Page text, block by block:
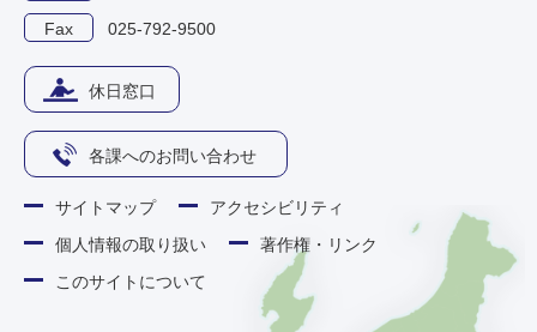
Fax 025-792-9500
休日窓口
各課へのお問い合わせ
サイトマップ
アクセシビリティ
個人情報の取り扱い
著作権・リンク
このサイトについて